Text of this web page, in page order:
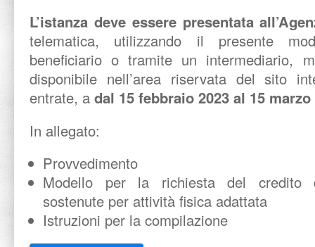
L’istanza deve essere presentata
telematica, utilizzando il presente
beneficiario o tramite un intermediario,
disponibile nell’area riservata del sito
entrate, a dal 15 febbraio 2023 al 15 marzo
In allegato:
Provvedimento
Modello per la richiesta del credito
sostenute per attività fisica adattata
Istruzioni per la compilazione